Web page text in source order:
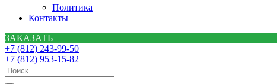
Политика
Контакты
ЗАКАЗАТЬ
+7 (812) 243-99-50
+7 (812) 953-15-82